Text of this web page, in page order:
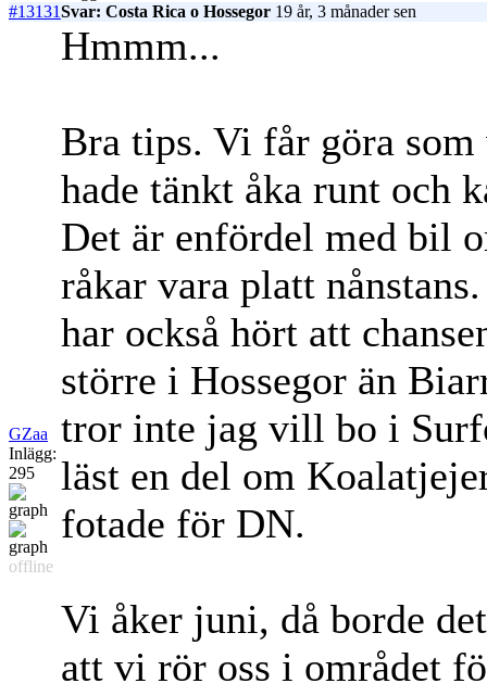
#13131Svar: Costa Rica o Hossegor 19 år, 3 månader sen
GZaa
Inlägg:
295
offline
Hmmm...
Bra tips. Vi får göra
hade tänkt åka runt och
Det är enfördel med bil
råkar vara platt nånstans.
har också hört att
större i Hossegor än
tror inte jag vill bo i
läst en del om
fotade för DN.
Vi åker juni, då borde
att vi rör oss i området